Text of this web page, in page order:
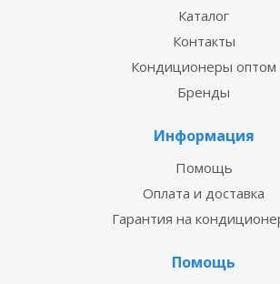
Каталог
Контакты
Кондиционеры оптом
Бренды
Информация
Помощь
Оплата и доставка
Гарантия на
Помощь